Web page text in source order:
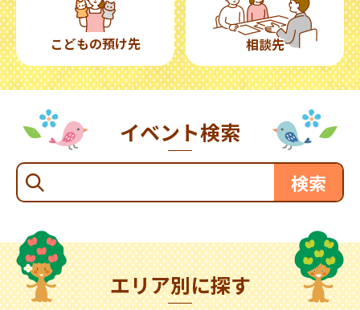
こどもの預け先 相談先
イベント検索
エリア別に探す